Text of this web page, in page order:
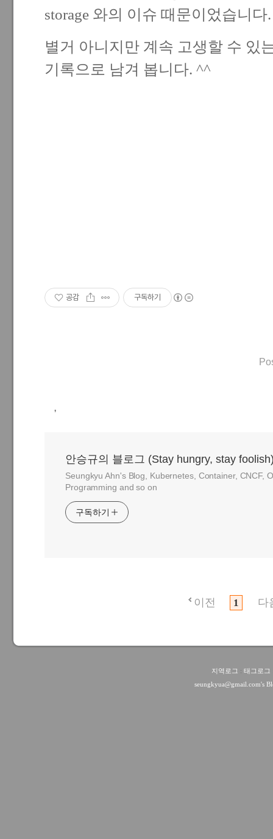
storage 와의 이슈 때문이었습니다.
별거 아니지만 계속 고생할 수 있
기록으로 남겨 봅니다. ^^
공감 구독하기
,
안승규의 블로그 (Stay hungry, stay
Seungkyu Ahn's Blog, Kubernetes, Container, CNCF,
Programming and so on
구독하기
이전 1 다
지역로그 : 태그로그
seungkyua@gmail.com's